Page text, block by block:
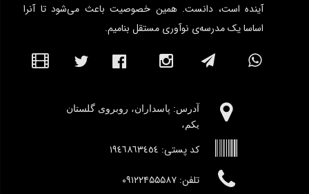
آینده است، دانست. همین خصوصیت باعث می‌شود تا آنرا
اساسا یک مدرسه‌ی نوآوری مستقل بنامیم.
آدرس:‌ پاسداران، روبروی گلستان
یکم،
کد پستی: ١٩٤٦٨٦٣٤٥٤
تلفن: ۰۹۱۲۲۴۵۵۵۸۷